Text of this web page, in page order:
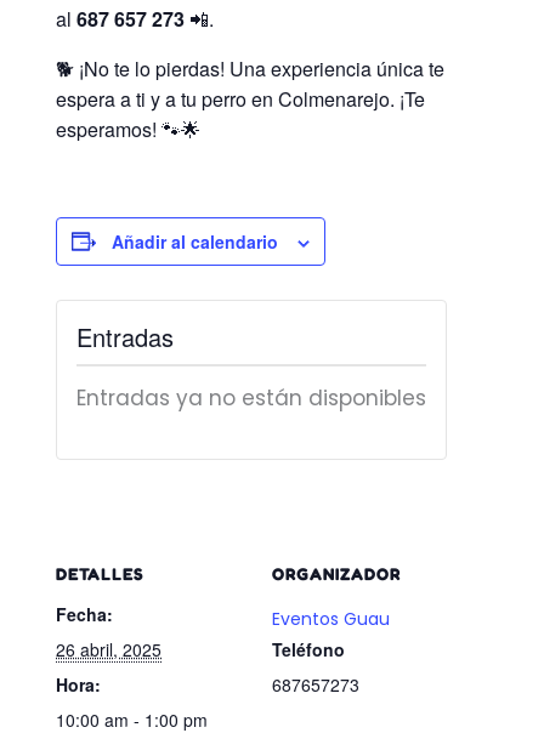
al687 657 273 📲.
🐕 ¡No te lo pierdas! Una experiencia única te
espera a ti y a tu perro en Colmenarejo. ¡Te
esperamos! 🐾🌟
Añadir al calendario
DETALLES
Fecha:
26 abril, 2025
Hora:
10:00 am - 1:00 pm
ORGANIZADOR
Eventos Guau
Teléfono
687657273
Entradas
Entradas ya no están disponibles